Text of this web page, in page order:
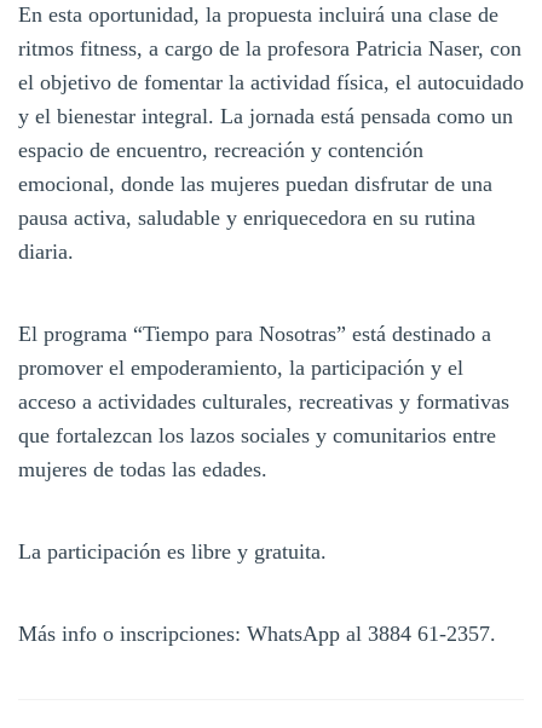
En esta oportunidad, la propuesta incluirá una clase de
ritmos fitness, a cargo de la profesora Patricia Naser, con
el objetivo de fomentar la actividad física, el autocuidado
y el bienestar integral. La jornada está pensada como un
espacio de encuentro, recreación y contención
emocional, donde las mujeres puedan disfrutar de una
pausa activa, saludable y enriquecedora en su rutina
diaria.
El programa “Tiempo para Nosotras” está destinado a
promover el empoderamiento, la participación y el
acceso a actividades culturales, recreativas y formativas
que fortalezcan los lazos sociales y comunitarios entre
mujeres de todas las edades.
La participación es libre y gratuita.
Más info o inscripciones: WhatsApp al 3884 61-2357.